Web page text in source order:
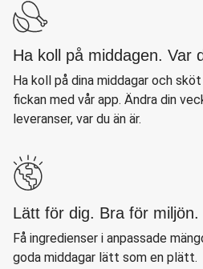
Ha koll på middagen. Var
Ha koll på dina middagar och
fickan med vår app. Ändra din
leveranser, var du än är.
Lätt för dig. Bra för miljön.
Få ingredienser i anpassade
goda middagar lätt som en plätt.